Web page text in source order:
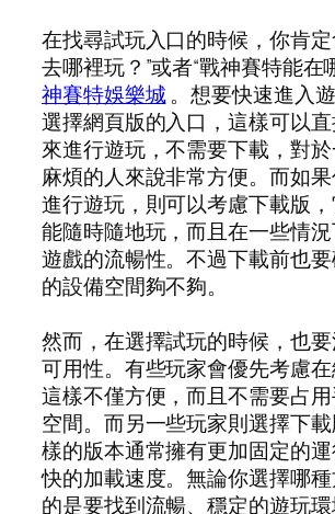
在找尋試玩入口的時候，你肯
去哪裡玩？”或者“戰神賽特能在
神賽特娛樂城。想要快速進入
選擇網頁版的入口，這樣可以
來進行遊玩，不需要下載，對
麻煩的人來說非常方便。而如
進行遊玩，則可以考慮下載版
能隨時隨地玩，而且在一些情
遊戲的流暢性。不過下載前也
的設備空間夠不夠。
然而，在選擇試玩的時候，也
可用性。有些玩家會優先考慮在
這樣不僅方便，而且不需要占
空間。而另一些玩家則選擇下
樣的版本通常擁有更加固定的
快的加載速度。無論你選擇哪
的是要找到流暢、穩定的遊玩